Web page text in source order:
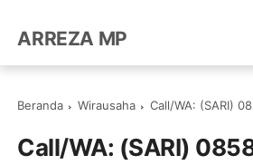
ARREZA MP
Beranda Wirausaha Call/WA: (SARI) 0858-8216-8136 Fitness
Call/WA: (SARI)